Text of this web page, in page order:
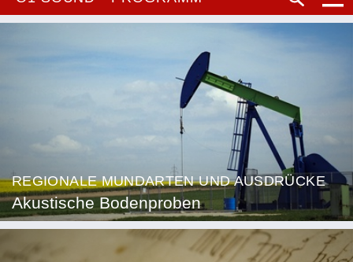
REGIONALE MUNDARTEN UND AUSDRÜCKE
Akustische Bodenproben